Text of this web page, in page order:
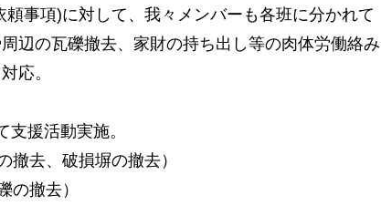
事項)に対して、我々メンバーも各班に分かれて
辺の瓦礫撤去、家財の持ち出し等の肉体労働絡み
応。
支援活動実施。
去、破損塀の撤去）
撤去）